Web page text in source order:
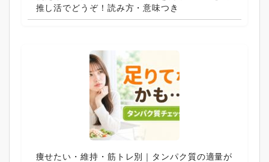
推し活でどうぞ！読み方・意味つき
痩せたい・維持・筋トレ別｜タンパク質の適量が